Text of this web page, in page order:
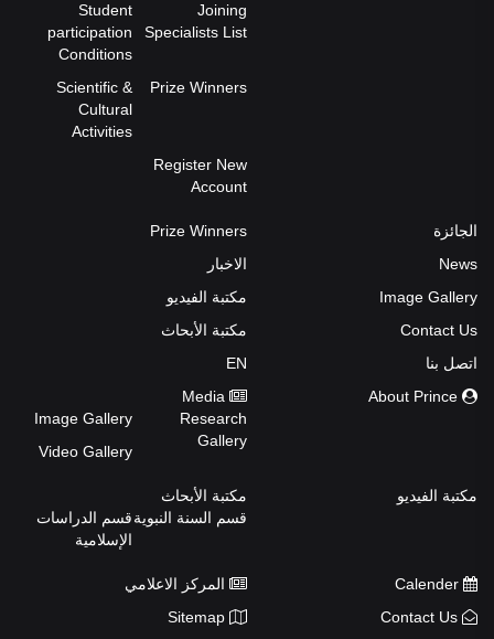
Joining
Specialists List
Student
participation
Conditions
Prize Winners
Scientific &
Cultural
Activities
Register New
Account
الجائزة
Prize Winners
News
الاخبار
Image Gallery
مكتبة الفيديو
Contact Us
مكتبة الأبحاث
اتصل بنا
EN
Research
Gallery
Image Gallery
Video Gallery
مكتبة الفيديو
مكتبة الأبحاث
قسم السنة النبويةقسم الدراسات
الإسلامية
المركز الاعلامي